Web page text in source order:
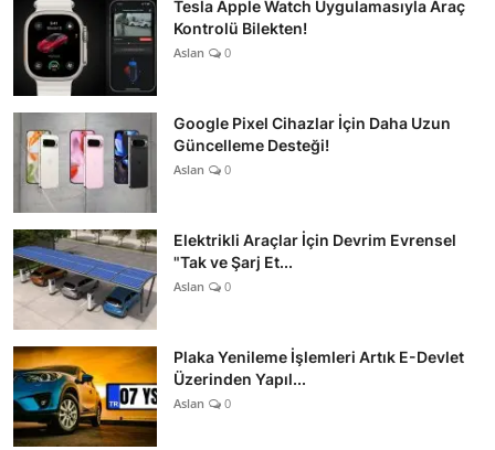
Tesla Apple Watch Uygulamasıyla Araç
Kontrolü Bilekten!
Aslan 0
Google Pixel Cihazlar İçin Daha Uzun
Güncelleme Desteği!
Aslan 0
Elektrikli Araçlar İçin Devrim Evrensel
"Tak ve Şarj Et...
Aslan 0
Plaka Yenileme İşlemleri Artık E-Devlet
Üzerinden Yapıl...
Aslan 0